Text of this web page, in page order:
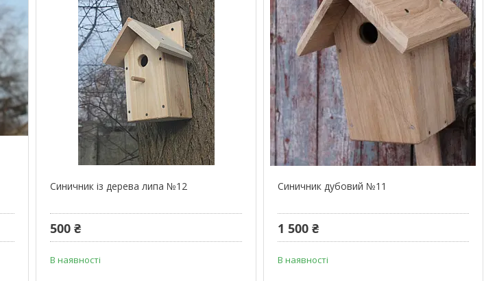
Синичник із дерева липа №12
500 ₴
В наявності
Синичник дубовий №11
1 500 ₴
В наявності